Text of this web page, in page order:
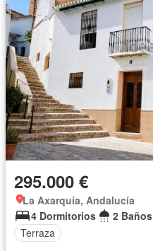
295.000 €
La Axarquía, Andalucía
4 Dormitorios
2 Baños
Terraza